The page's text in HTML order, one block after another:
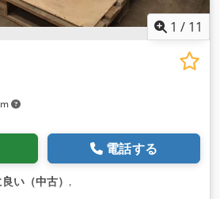
1 / 11
電話する
い（中古） ,